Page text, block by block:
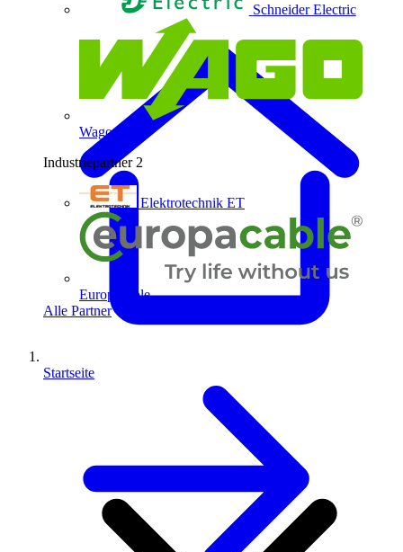
Schneider Electric
Wago
Industriepartner 2
Elektrotechnik ET
Europacable
Alle Partner
Startseite